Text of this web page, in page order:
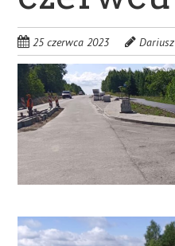
25 czerwca 2023 Dariusz